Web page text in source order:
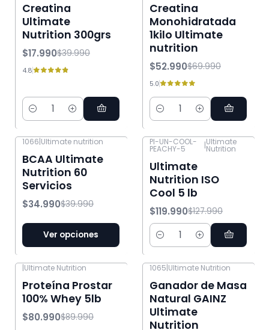
Creatina
Ultimate
Nutrition 300grs
$17.990$39.990
4.8
Cantidad
Creatina
Monohidratada
1kilo Ultimate
nutrition
$52.990$69.990
5.0
Cantidad
1066|Ultimate nutrition
BCAA Ultimate
Nutrition 60
Servicios
$34.990$39.990
Ver opciones
-6% OFF
PI-UN-COOL-
PEACHY-5 |Ultimate
Nutrition
Ultimate
Nutrition ISO
Cool 5 lb
$119.990$127.990
Cantidad
|Ultimate Nutrition
Proteína Prostar
100% Whey 5lb
$80.990$89.990
1065|Ultimate Nutrition
Ganador de Masa
Natural GAINZ
Ultimate
Nutrition